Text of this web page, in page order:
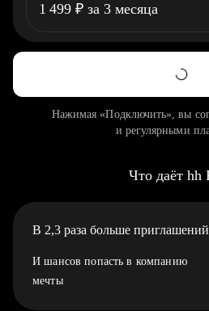
1 499 ₽ за 3 месяца
Нажимая «Подключить», вы
и регулярными
Что даёт hh
В 2,3 раза больше приглашений
И шансов попасть в компанию
мечты